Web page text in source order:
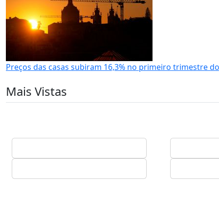
Preços das casas subiram 16,3% no primeiro trimestre
Mais Vistas